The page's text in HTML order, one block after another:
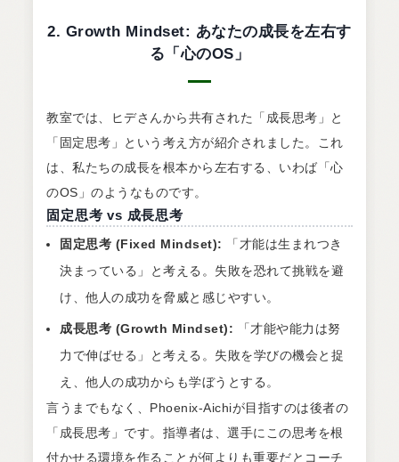
2. Growth Mindset: あなたの成長を左右す
る「心のOS」
教室では、ヒデさんから共有された「成長思考」と
「固定思考」という考え方が紹介されました。これ
は、私たちの成長を根本から左右する、いわば「心
のOS」のようなものです。
固定思考 vs 成長思考
固定思考 (Fixed Mindset):
「才能は生まれつき
決まっている」と考える。失敗を恐れて挑戦を避
け、他人の成功を脅威と感じやすい。
成長思考 (Growth Mindset): 「才能や能力は努
力で伸ばせる」と考える。失敗を学びの機会と捉
え、他人の成功からも学ぼうとする。
言うまでもなく、Phoenix-Aichiが目指すのは後者の
「成長思考」です。指導者は、選手にこの思考を根
付かせる環境を作ることが何よりも重要だとコーチ